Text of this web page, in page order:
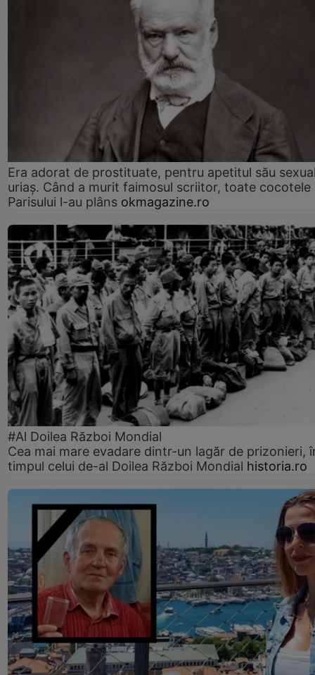
Era adorat de prostituate, pentru apetitul său
uriaș. Când a murit faimosul scriitor, toate cocotele
Parisului l-au plâns okmagazine.ro
#Al Doilea Război Mondial
Cea mai mare evadare dintr-un lagăr de prizonieri,
timpul celui de-al Doilea Război Mondial historia.ro